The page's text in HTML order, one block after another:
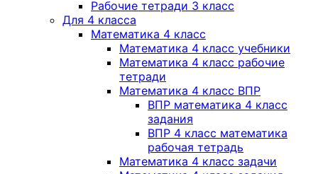
Рабочие тетради 3 класс
Для 4 класса
Математика 4 класс
Математика 4 класс учебники
Математика 4 класс рабочие
тетради
Математика 4 класс ВПР
ВПР математика 4 класс
задания
ВПР 4 класс математика
рабочая тетрадь
Математика 4 класс задачи